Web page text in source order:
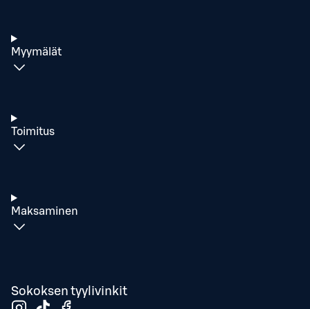
Myymälät
Toimitus
Maksaminen
Sokoksen tyylivinkit